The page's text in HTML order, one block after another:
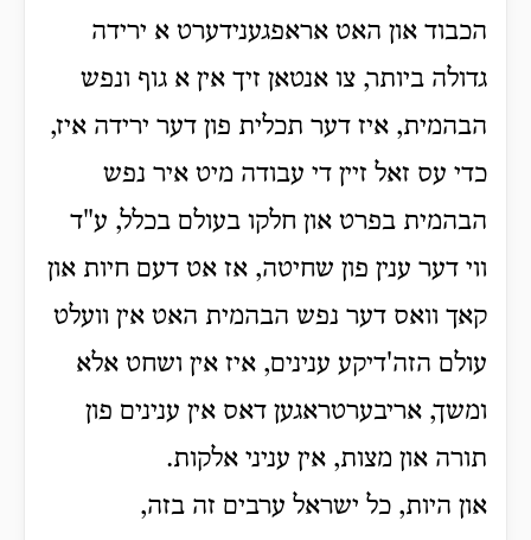
הכבוד און האט אראפגענידערט א ירידה
גדולה ביותר, צו אנטאן זיך אין א גוף ונפש
הבהמית, איז דער תכלית פון דער ירידה איז,
כדי עס זאל זיין די עבודה מיט איר נפש
הבהמית בפרט און חלקו בעולם בכלל, ע"ד
ווי דער ענין פון שחיטה, אז אט דעם חיות און
קאך וואס דער נפש הבהמית האט אין וועלט
עולם הזה'דיקע ענינים, איז אין ושחט אלא
ומשך, אריבערטראגען דאס אין ענינים פון
תורה און מצות, אין עניני אלקות.
און היות, כל ישראל ערבים זה בזה,